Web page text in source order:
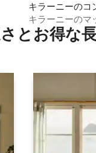
キラーニーのコ
ム
キラーニーのマ
ッドルームのア
とお⁠得⁠な